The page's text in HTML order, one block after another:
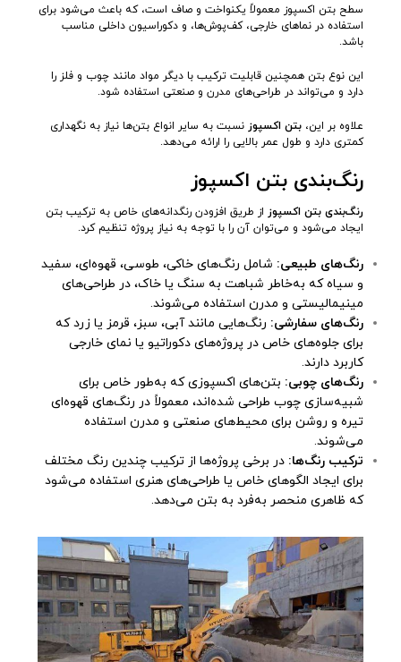
سطح بتن اکسپوز معمولاً یکنواخت و صاف است، که باعث می‌شود برای
استفاده در نماهای خارجی، کف‌پوش‌ها، و دکوراسیون داخلی مناسب
باشد.
این نوع بتن همچنین قابلیت ترکیب با دیگر مواد مانند چوب و فلز را
دارد و می‌تواند در طراحی‌های مدرن و صنعتی استفاده شود.
علاوه بر این،بتن اکسپوز نسبت به سایر انواع بتن‌ها نیاز به نگهداری
کمتری دارد و طول عمر بالایی را ارائه می‌دهد.
رنگ‌بندی بتن اکسپوز
رنگ‌بندی بتن اکسپوز از طریق افزودن رنگدانه‌های خاص به ترکیب بتن
ایجاد می‌شود و می‌توان آن را با توجه به نیاز پروژه تنظیم کرد.
رنگ‌های طبیعی: شامل رنگ‌های خاکی، طوسی، قهوه‌ای، سفید
و سیاه که به‌خاطر شباهت به سنگ یا خاک، در طراحی‌های
مینیمالیستی و مدرن استفاده می‌شوند.
رنگ‌های سفارشی: رنگ‌هایی مانند آبی، سبز، قرمز یا زرد که
برای جلوه‌های خاص در پروژه‌های دکوراتیو یا نمای خارجی
کاربرد دارند.
رنگ‌های چوبی: بتن‌های اکسپوزی که به‌طور خاص برای
شبیه‌سازی چوب طراحی شده‌اند، معمولاً در رنگ‌های قهوه‌ای
تیره و روشن برای محیط‌های صنعتی و مدرن استفاده
می‌شوند.
ترکیب رنگ‌ها: در برخی پروژه‌ها از ترکیب چندین رنگ مختلف
برای ایجاد الگوهای خاص یا طراحی‌های هنری استفاده می‌شود
که ظاهری منحصر به‌فرد به بتن می‌دهد.